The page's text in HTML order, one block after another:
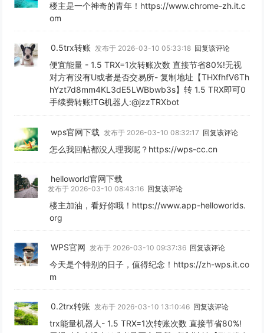
楼主是一个神奇的青年！https://www.chrome-zh.it.c
om
0.5trx转账 发布于 2026-03-10 05:33:18 回复该评论
便宜能量 - 1.5 TRX=1次转账次数 直接节省80%!无视
对方有没有U或者是否交易所- 复制地址【THXfhfV6Th
hYzt7d8mm4KL3dE5LWBbwb3s】转 1.5 TRX即可0
手续费转账!TG机器人:@jzzTRXbot
wps官网下载 发布于 2026-03-10 08:32:17 回复该评论
怎么我回帖都没人理我呢？https://wps-cc.cn
helloworld官网下载
发布于 2026-03-10 08:43:16 回复该评论
楼主加油，看好你哦！https://www.app-helloworlds.
org
WPS官网 发布于 2026-03-10 09:37:36 回复该评论
今天是个特别的日子，值得纪念！https://zh-wps.it.co
m
0.2trx转账 发布于 2026-03-10 13:10:46 回复该评论
trx能量机器人- 1.5 TRX=1次转账次数 直接节省80%!